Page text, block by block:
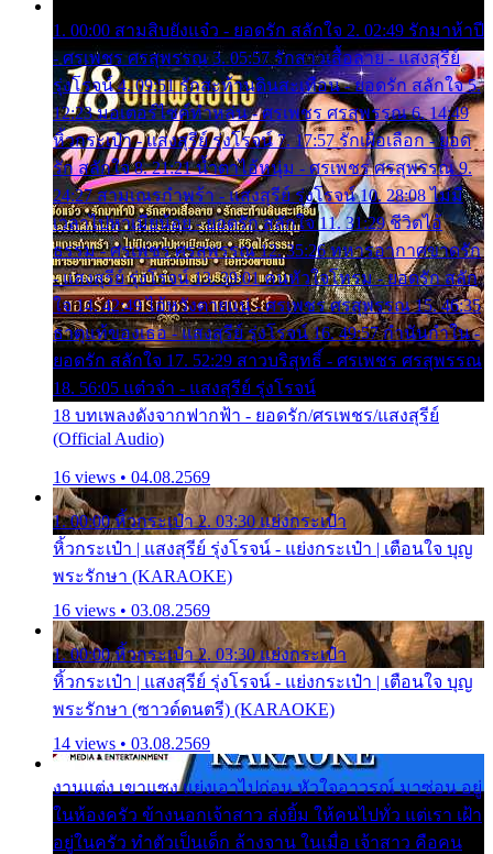
1. 00:00 สามสิบยังแจ๋ว - ยอดรัก สลักใจ 2. 02:49 รักมาห้าปี
- ศรเพชร ศรสุพรรณ 3. 05:57 รักสาวเสื้อลาย - แสงสุรีย์
รุ่งโรจน์ 4. 09:51 รักสะท้านดินสะเทือน - ยอดรัก สลักใจ 5.
12:23 มอเตอร์ไซค์ทำหล่น - ศรเพชร ศรสุพรรณ 6. 14:49
หิ้วกระเป๋า - แสงสุรีย์ รุ่งโรจน์ 7. 17:57 รักเผื่อเลือก - ยอด
รัก สลักใจ 8. 21:21 น้ำตาไอ้หนุ่ม - ศรเพชร ศรสุพรรณ 9.
24:27 สามเณรกำพร้า - แสงสุรีย์ รุ่งโรจน์ 10. 28:08 ไม่มี
เวลาไปหาเมียน้อย - ยอดรัก สลักใจ 11. 31:29 ชีวิตไอ้
ธรรม - ศรเพชร ศรสุพรรณ 12. 35:26 ทหารอากาศขาดรัก
- แสงสุรีย์ รุ่งโรจน์ 13. 39:01 คนหัวใจโทรม - ยอดรัก สลัก
ใจ 14. 42:49 ไอ้หวังตายแน่ - ศรเพชร ศรสุพรรณ 15. 46:35
ธาตุแท้ของเธอ - แสงสุรีย์ รุ่งโรจน์ 16. 49:57 กำนันกำใน -
ยอดรัก สลักใจ 17. 52:29 สาวบริสุทธิ์ - ศรเพชร ศรสุพรรณ
18. 56:05 แต๋วจ๋า - แสงสุรีย์ รุ่งโรจน์
18 บทเพลงดังจากฟากฟ้า - ยอดรัก/ศรเพชร/แสงสุรีย์
(Official Audio)
16 views • 04.08.2569
1. 00:00 หิ้วกระเป๋า 2. 03:30 แย่งกระเป๋า
หิ้วกระเป๋า | แสงสุรีย์ รุ่งโรจน์ - แย่งกระเป๋า | เตือนใจ บุญ
พระรักษา (KARAOKE)
16 views • 03.08.2569
1. 00:00 หิ้วกระเป๋า 2. 03:30 แย่งกระเป๋า
หิ้วกระเป๋า | แสงสุรีย์ รุ่งโรจน์ - แย่งกระเป๋า | เตือนใจ บุญ
พระรักษา (ซาวด์ดนตรี) (KARAOKE)
14 views • 03.08.2569
งานแต่ง เขาแซง แย่งเอาไปก่อน หัวใจอาวรณ์ มาซ่อน อยู่
ในห้องครัว ข้างนอกเจ้าสาว ส่งยิ้ม ให้คนไปทั่ว แต่เรา เฝ้า
อยู่ในครัว ทำตัวเป็นเด็ก ล้างจาน ในเมื่อ เจ้าสาว คือคน